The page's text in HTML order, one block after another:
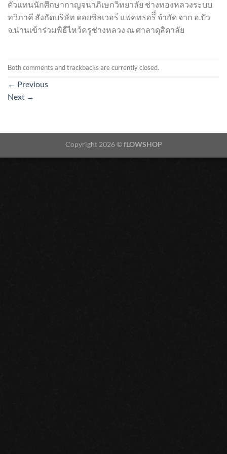
ตัวแทนนักศึกษากาญจนาภิเษกวิทยาลัย ช่างทองหลวงระบบ
ทวิภาคี สังกัดบริษัท ดอยซิลเวอร์ แฟคทรอรีี่ จำกัด จาก อ.ปัว
จ.น่านเข้าร่วมพิธีไหว้ครูช่างหลวง ณ ศาลาดุสิดาลัย
Both comments and trackbacks are currently closed.
← Previous
Next →
Copyright 2026 ©fLOWSHOP